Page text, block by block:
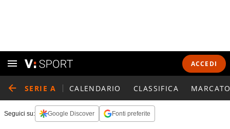
ACCEDI
SERIE A CALENDARIO CLASSIFICA
Seguici su: Google Discover Fonti preferite